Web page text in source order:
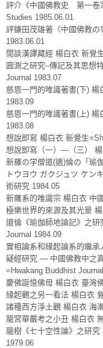
評介《中國佛教史 第一卷
Studies 1985.06.01
評鎌田茂雄著〈中國佛教
1983.06.01
閒談漢譯藏經 楊白衣 新覺
圓測之研究–傳記及其思想
Journal 1983.07
慈恩一門的唯識著書(下)
1983.09
慈恩一門的唯識著書(上)
1983.08
想說即寫 楊白衣 新覺生
想說即寫（一）—（三）
新羅の学僧道(遁)倫の「瑜
トウヨウ ガクジュツ ケン
術研究 1984.05
新羅系的唯識宗 楊白衣 中
極樂世界的來源及其光景
道倫《瑜伽師地論記》之
Journal 1984.09
實相論系和緣起論系的繼
疑經研究 — 中國佛教中之
=Hwakang Buddhist
慶佛誕憶佛母 楊白衣 臺灣
緣起觀之另一看法 楊白衣
諸種西方淨土觀 楊白衣 海
龍宮華嚴考之小丑 楊白衣
龍樹《七十空性論》之研
1979.06